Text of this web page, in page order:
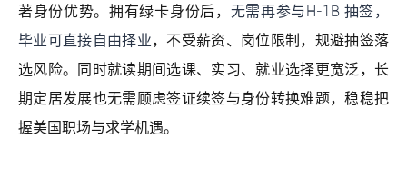
著身份优势。拥有绿卡身份后， 无需再参与H-1B 抽签，
毕业可直接自由择业，不受薪资、岗位限制，规避抽签落
选风险。同时就读期间选课、实习、就业选择更宽泛，长
期定居发展也无需顾虑签证续签与身份转换难题，稳稳把
握美国职场与求学机遇。